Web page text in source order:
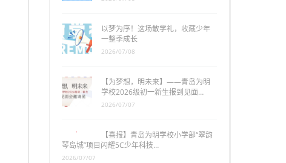
以梦为序！这场散学礼，收藏少年
一整季成长
2026/07/08
【为梦想，明未来】——青岛为明
学校2026级初一新生报到见面…
2026/07/07
【喜报】青岛为明学校小学部“翠韵
琴岛城”项目闪耀5C少年科技…